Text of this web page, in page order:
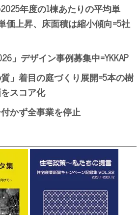
年度の1棟あたりの平均単
価上昇、床面積は縮小傾向=5社
」デザイン事例募集中=YKKAP
」着目の庭づくり展開=5本の樹
スコア化
かず全事業を停止